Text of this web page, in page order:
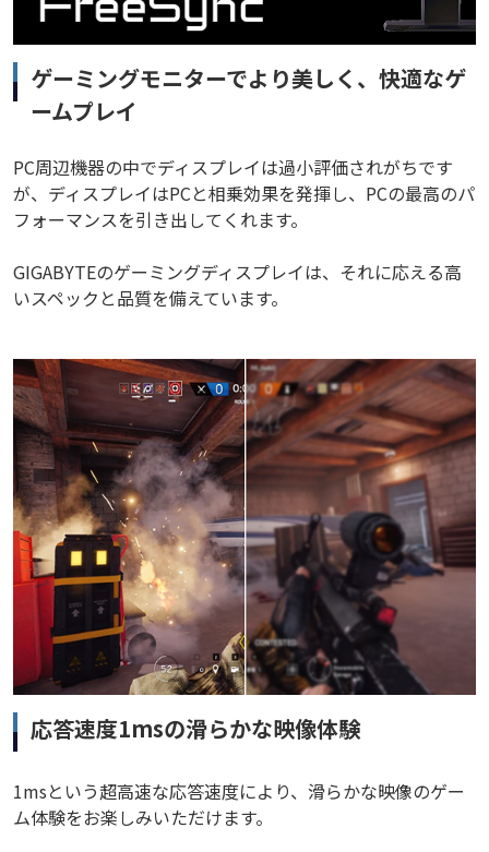
ゲーミングモニターでより美しく、快適なゲ
ームプレイ
PC周辺機器の中でディスプレイは過小評価されがちです
が、ディスプレイはPCと相乗効果を発揮し、PCの最高のパ
フォーマンスを引き出してくれます。
GIGABYTEのゲーミングディスプレイは、それに応える高
いスペックと品質を備えています。
応答速度1msの滑らかな映像体験
1msという超高速な応答速度により、滑らかな映像のゲー
ム体験をお楽しみいただけます。